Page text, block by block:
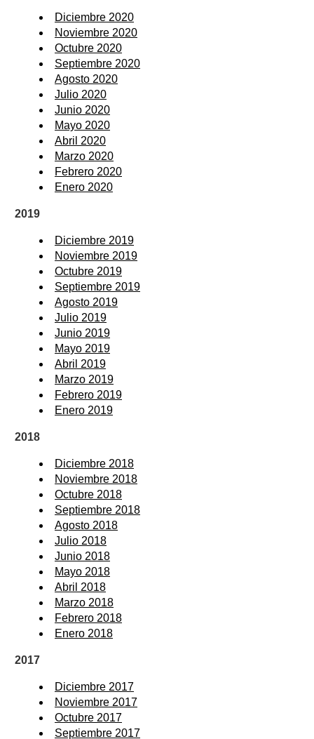
Diciembre 2020
Noviembre 2020
Octubre 2020
Septiembre 2020
Agosto 2020
Julio 2020
Junio 2020
Mayo 2020
Abril 2020
Marzo 2020
Febrero 2020
Enero 2020
2019
Diciembre 2019
Noviembre 2019
Octubre 2019
Septiembre 2019
Agosto 2019
Julio 2019
Junio 2019
Mayo 2019
Abril 2019
Marzo 2019
Febrero 2019
Enero 2019
2018
Diciembre 2018
Noviembre 2018
Octubre 2018
Septiembre 2018
Agosto 2018
Julio 2018
Junio 2018
Mayo 2018
Abril 2018
Marzo 2018
Febrero 2018
Enero 2018
2017
Diciembre 2017
Noviembre 2017
Octubre 2017
Septiembre 2017